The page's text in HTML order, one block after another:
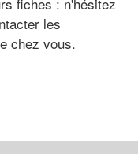
les
chez vous.